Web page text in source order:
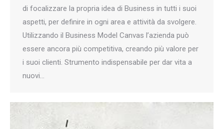
di focalizzare la propria idea di Business in tutti i suoi
aspetti, per definire in ogni area e attività da svolgere.
Utilizzando il Business Model Canvas l’azienda può
essere ancora più competitiva, creando più valore per
i suoi clienti. Strumento indispensabile per dar vita a
nuovi…